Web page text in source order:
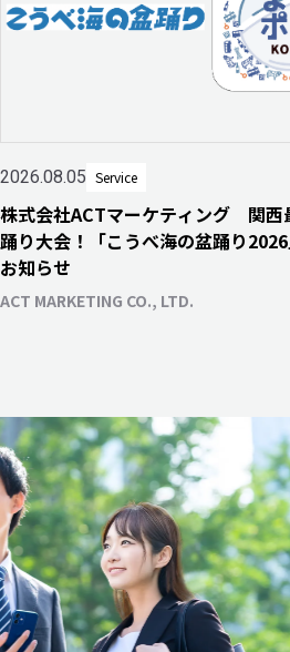
2026.08.05 Service
株式会社ACTマーケティング 関西
踊り大会！「こうべ海の盆踊り
お知らせ
ACT MARKETING CO., LTD.